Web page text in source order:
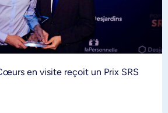
en visite reçoit un Prix SRS